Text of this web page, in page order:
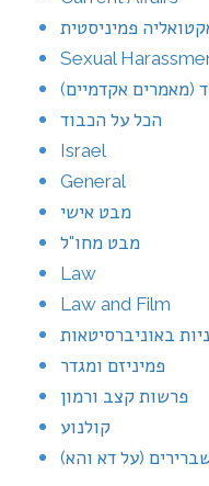
פמיניסטית
Sexual
(מאמרים אקדמיים)
הכל על הכבוד
Israel
General
מבט אישי
מבט מחו"ל
Law
Law and Film
באוניברסיטאות
פמיניזם ומגדר
פרשות קצב ורמון
קולנוע
(על דא והא)